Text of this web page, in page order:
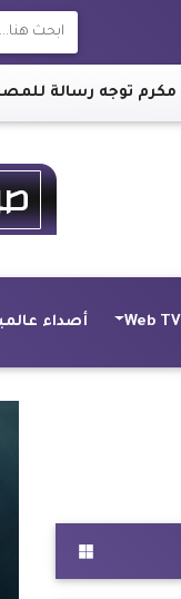
|
Web TV أصداء